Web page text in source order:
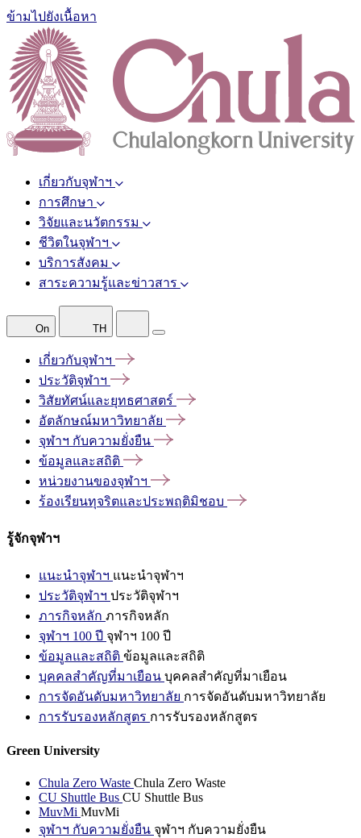
ข้ามไปยังเนื้อหา
เกี่ยวกับจุฬาฯ
การศึกษา
วิจัยและนวัตกรรม
ชีวิตในจุฬาฯ
บริการสังคม
สาระความรู้และข่าวสาร
On TH
เกี่ยวกับจุฬาฯ
ประวัติจุฬาฯ
วิสัยทัศน์และยุทธศาสตร์
อัตลักษณ์มหาวิทยาลัย
จุฬาฯ กับความยั่งยืน
ข้อมูลและสถิติ
หน่วยงานของจุฬาฯ
ร้องเรียนทุจริตและประพฤติมิชอบ
รู้จักจุฬาฯ
แนะนำจุฬาฯ แนะนำจุฬาฯ
ประวัติจุฬาฯ ประวัติจุฬาฯ
ภารกิจหลัก ภารกิจหลัก
จุฬาฯ 100 ปี จุฬาฯ 100 ปี
ข้อมูลและสถิติ ข้อมูลและสถิติ
บุคคลสำคัญที่มาเยือน บุคคลสำคัญที่มาเยือน
การจัดอันดับมหาวิทยาลัย การจัดอันดับมหาวิทยาลัย
การรับรองหลักสูตร การรับรองหลักสูตร
Green University
Chula Zero Waste Chula Zero Waste
CU Shuttle Bus CU Shuttle Bus
MuvMi MuvMi
จุฬาฯ กับความยั่งยืน จุฬาฯ กับความยั่งยืน